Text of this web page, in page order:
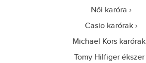
Női karóra
Casio karórak
Michael Kors karórak
Tomy Hilfiger ékszer